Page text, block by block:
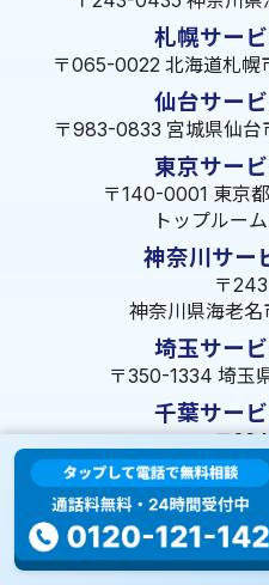
札幌サー
〒065-0022 北海道札幌
仙台サー
〒983-0833 宮城県仙台
東京サー
〒140-0001 東京
トップルー
神奈川サー
〒
神奈川県海老
埼玉サー
〒350-1334 埼玉
千葉サー
〒
千葉県千葉市若
茨城サー
〒309-1717 茨城県
長野サー